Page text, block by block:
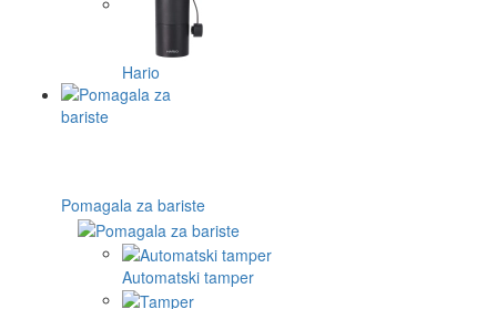
Hario
Pomagala za bariste
Automatski tamper